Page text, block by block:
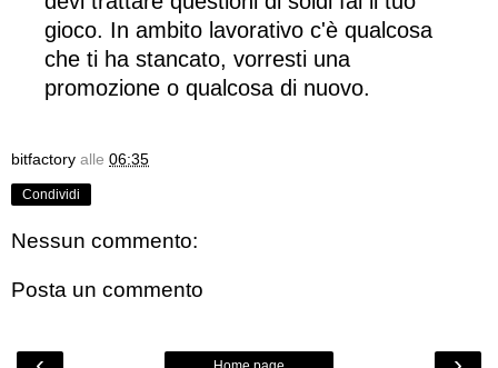
gioco. In ambito lavorativo c'è qualcosa
che ti ha stancato, vorresti una
promozione o qualcosa di nuovo.
bitfactory alle 06:35
Condividi
Nessun commento:
Posta un commento